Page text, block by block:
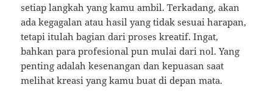
setiap langkah yang kamu ambil. Terkadang, akan
ada kegagalan atau hasil yang tidak sesuai harapan,
tetapi itulah bagian dari proses kreatif. Ingat,
bahkan para profesional pun mulai dari nol. Yang
penting adalah kesenangan dan kepuasan saat
melihat kreasi yang kamu buat di depan mata.